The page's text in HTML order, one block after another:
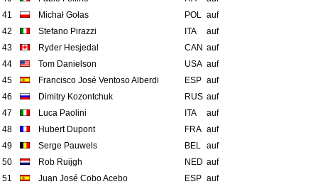
41
Michał Gołas POL auf
42
Stefano Pirazzi ITA
auf
43
Ryder Hesjedal CAN auf
44
Tom Danielson USA auf
45
Francisco José Ventoso Alberdi ESP auf
46
Dimitry Kozontchuk RUS auf
47
Luca Paolini ITA
auf
48
Hubert Dupont FRA auf
49
Serge Pauwels BEL auf
50
Rob Ruijgh NED auf
51
Juan José Cobo Acebo ESP auf